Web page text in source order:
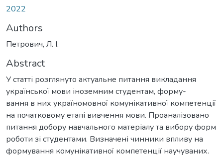
2022
Authors
Петрович, Л. І.
Abstract
У статті розглянуто актуальне питання викладання
української мови іноземним студентам, форму-
вання в них україномовної комунікативної компетенції
на початковому етапі вивчення мови. Проаналізовано
питання добору навчального матеріалу та вибору форм
роботи зі студентами. Визначені чинники впливу на
формування комунікативної компетенції научуваних.